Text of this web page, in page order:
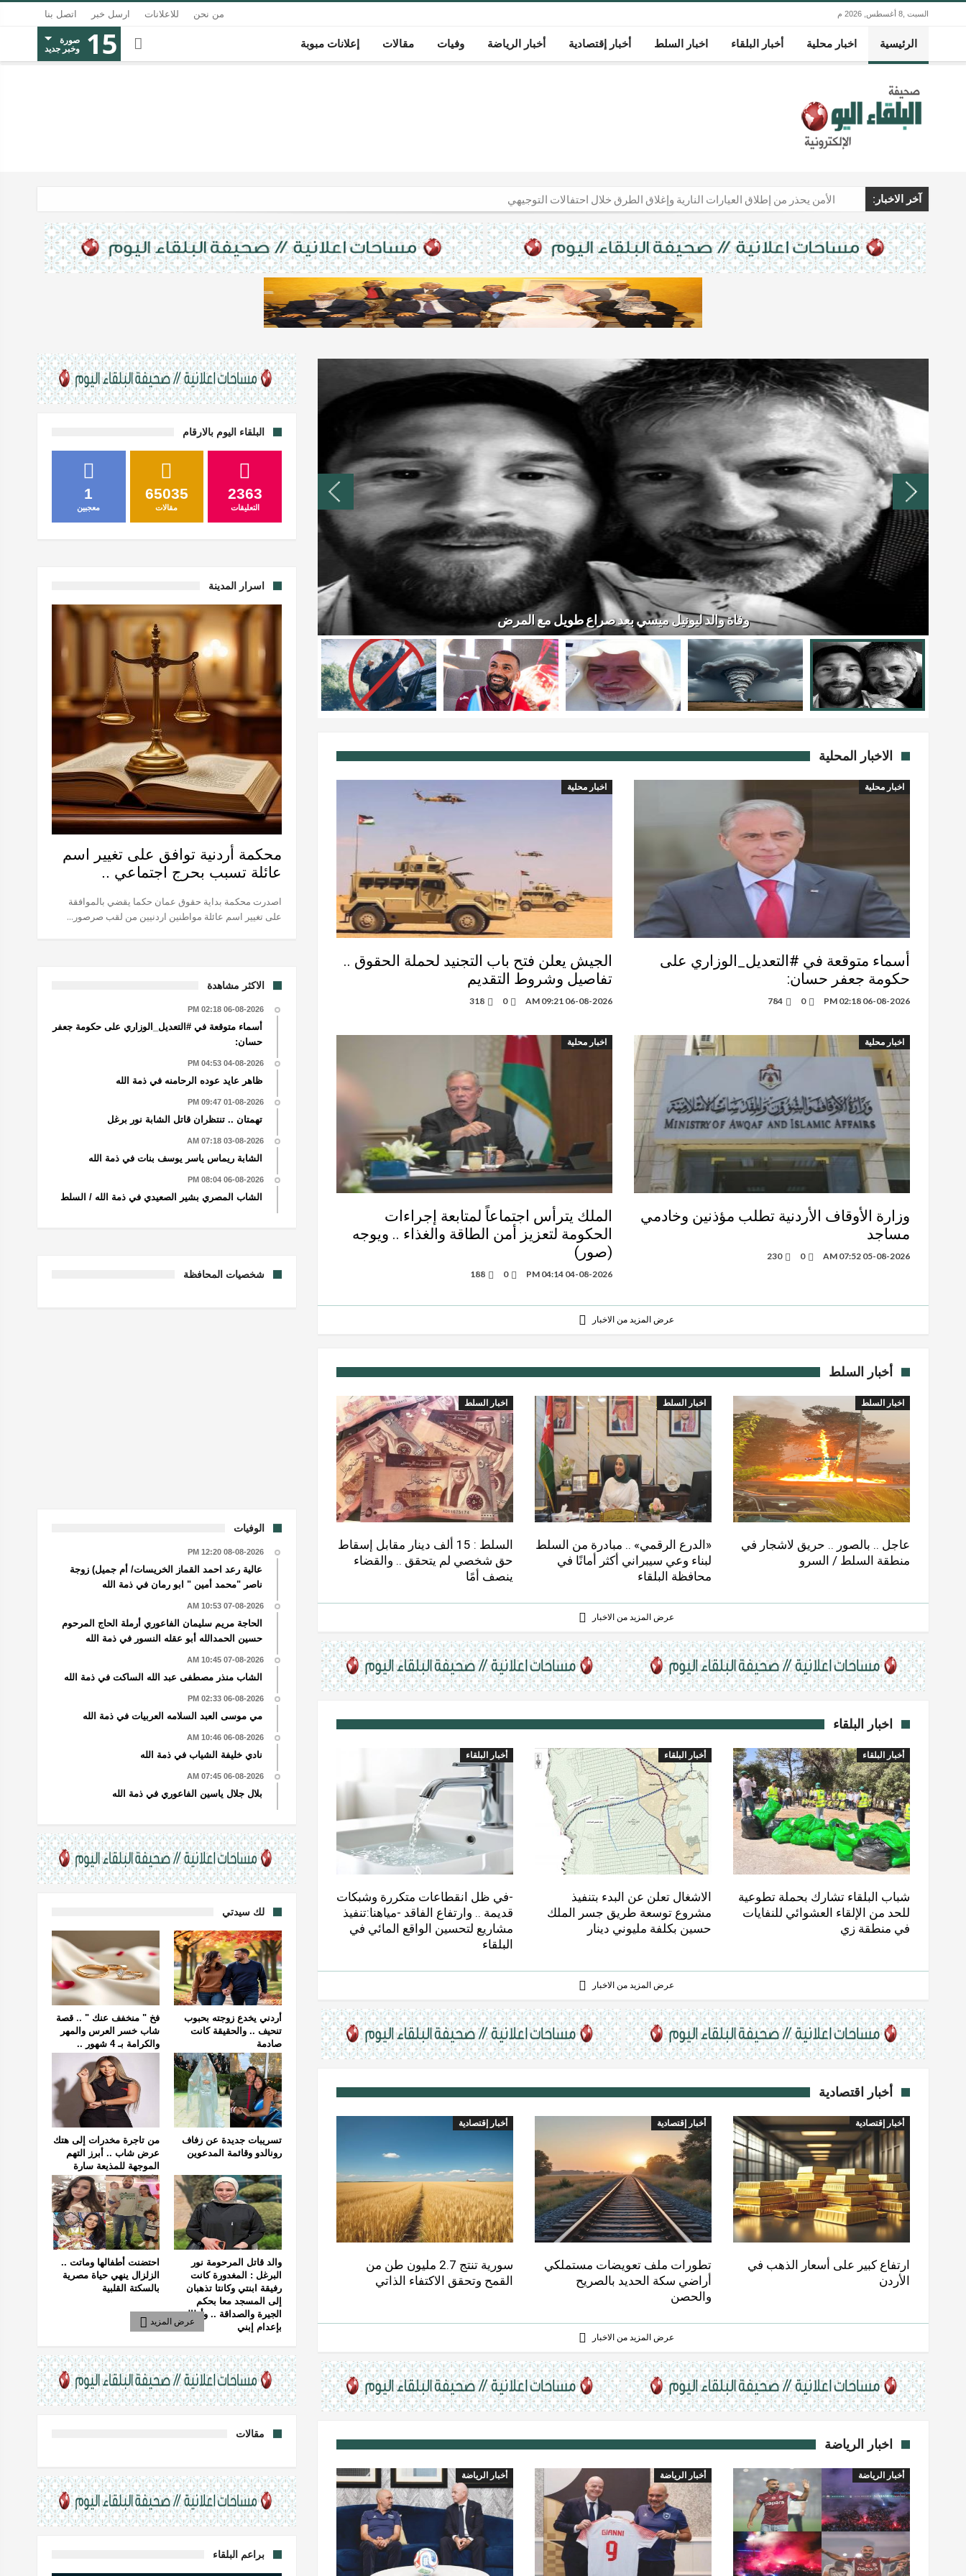
السبت ,8 أغسطس, 2026 م من نحن للاعلانات ارسل خبر اتصل بنا
الرئيسية اخبار محلية أخبار البلقاء اخبار السلط أخبار إقتصادية أخبار الرياضة وفيات مقالات إعلانات مبوبة 15 صورة
وخبر جديد
آخر الاخبار:
الرابط الرسمي .. لموعد اعلان النتائج
اتفاقا دفاعيا بعد مفاوضات استمرت عاما بين السعودية وتركيا وباكستان
فخ " منخفف عنك " .. قصة شاب خسر العرس والمهر والكرامة بـ 4 شهور ..
وفاة والد ليونيل ميسي بعد صراع طويل مع المرض
الاخبار المحلية
اخبار محلية
أسماء متوقعة في #التعديل_الوزاري على
حكومة جعفر حسان:
06-08-2026 02:18 PM
0
784
اخبار محلية
الجيش يعلن فتح باب التجنيد لحملة الحقوق ..
تفاصيل وشروط التقديم
06-08-2026 09:21 AM
0
318
اخبار محلية
وزارة الأوقاف الأردنية تطلب مؤذنين وخادمي
مساجد
05-08-2026 07:52 AM
0
230
اخبار محلية
الملك يترأس اجتماعاً لمتابعة إجراءات
الحكومة لتعزيز أمن الطاقة والغذاء .. ويوجه
(صور)
04-08-2026 04:14 PM
0
188
عرض المزيد من الاخبار
أخبار السلط
اخبار السلط
عاجل .. بالصور .. حريق لاشجار في
منطقة السلط / السرو
اخبار السلط
«الدرع الرقمي» .. مبادرة من السلط
لبناء وعي سيبراني أكثر أمانًا في
محافظة البلقاء
اخبار السلط
السلط : 15 ألف دينار مقابل إسقاط
حق شخصي لم يتحقق .. والقضاء
ينصف أمًا
عرض المزيد من الاخبار
اخبار البلقاء
أخبار البلقاء
شباب البلقاء تشارك بحملة تطوعية
للحد من الإلقاء العشوائي للنفايات
في منطقة زي
أخبار البلقاء
الاشغال تعلن عن البدء بتنفيذ
مشروع توسعة طريق جسر الملك
حسين بكلفة مليوني دينار
أخبار البلقاء
-في ظل انقطاعات متكررة وشبكات
قديمة .. وارتفاع الفاقد -مياهنا:تنفيذ
مشاريع لتحسين الواقع المائي في
البلقاء
عرض المزيد من الاخبار
أخبار اقتصادية
أخبار إقتصادية
ارتفاع كبير على أسعار الذهب في
الأردن
أخبار إقتصادية
تطورات ملف تعويضات مستملكي
أراضي سكة الحديد بالصريح
والحصن
أخبار إقتصادية
سورية تنتج 2.7 مليون طن من
القمح وتحقق الاكتفاء الذاتي
عرض المزيد من الاخبار
اخبار الرياضة
أخبار الرياضة أخبار الرياضة أخبار الرياضة
البلقاء اليوم بالارقام
1
معجبين
65035
مقالات
2363
التعليقات
اسرار المدينة
محكمة أردنية توافق على تغيير اسم
عائلة تسبب بحرج اجتماعي ..
اصدرت محكمة بداية حقوق عمان حكما يقضي بالموافقة
على تغيير اسم عائلة مواطنين اردنيين من لقب صرصور...
الاكثر مشاهدة
06-08-2026 02:18 PM
أسماء متوقعة في #التعديل_الوزاري على حكومة جعفر
حسان:
04-08-2026 04:53 PM
ظاهر عايد عوده الرحامنه في ذمة الله
01-08-2026 09:47 PM
تهمتان .. تنتظران قاتل الشابة نور برغل
03-08-2026 07:18 AM
الشابة ريماس ياسر يوسف بنات في ذمة الله
06-08-2026 08:04 PM
الشاب المصري بشير الصعيدي في ذمة الله / السلط
شخصيات المحافظة
الوفيات
08-08-2026 12:20 PM
عالية رعد احمد القماز الخريسات/ أم جميل) زوجة
ناصر "محمد أمين " ابو رمان في ذمة الله
07-08-2026 10:53 AM
الحاجة مريم سليمان الفاعوري أرملة الحاج المرحوم
حسين الحمدالله أبو عقله النسور في ذمة الله
07-08-2026 10:45 AM
الشاب منذر مصطفى عبد الله الساكت في ذمة الله
06-08-2026 02:33 PM
مي موسى العبد السلامه العربيات في ذمة الله
06-08-2026 10:46 AM
نادي خليفة الشياب في ذمة الله
06-08-2026 07:45 AM
بلال جلال ياسين الفاعوري في ذمة الله
لك سيدتي
فخ " منخفف عنك " .. قصة
شاب خسر العرس والمهر
والكرامة بـ 4 شهور ..
أردني يخدع زوجته بحبوب
تنحيف .. والحقيقة كانت
صادمة
من تاجرة مخدرات إلى هتك
عرض شاب .. أبرز التهم
الموجهة للمذيعة سارة
خليفة
تسريبات جديدة عن زفاف
رونالدو وقائمة المدعوين
احتضنت أطفالها وماتت ..
الزلزال ينهي حياة مصرية
بالسكتة القلبية
والد قاتل المرحومة نور
البرغل : المغدورة كانت
رفيقة ابنتي وكانتا تذهبان
إلى المسجد معا بحكم
الجيرة والصداقة .. وأطالب
بإعدام إبني
عرض المزيد
مقالات
براعم البلقاء